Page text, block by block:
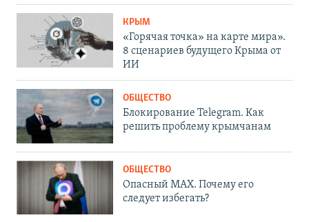
КРЫМ
«Горячая точка» на карте мира».
8 сценариев будущего Крыма от
ИИ
ОБЩЕСТВО
Блокирование Telegram. Как
решить проблему крымчанам
ОБЩЕСТВО
Опасный MAX. Почему его
следует избегать?